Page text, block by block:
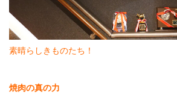
素晴らしきものたち！
焼肉の真の力